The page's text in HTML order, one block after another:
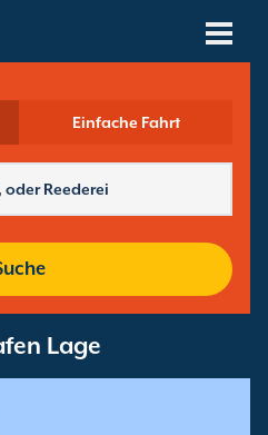
Einfache Fahrt
Lage